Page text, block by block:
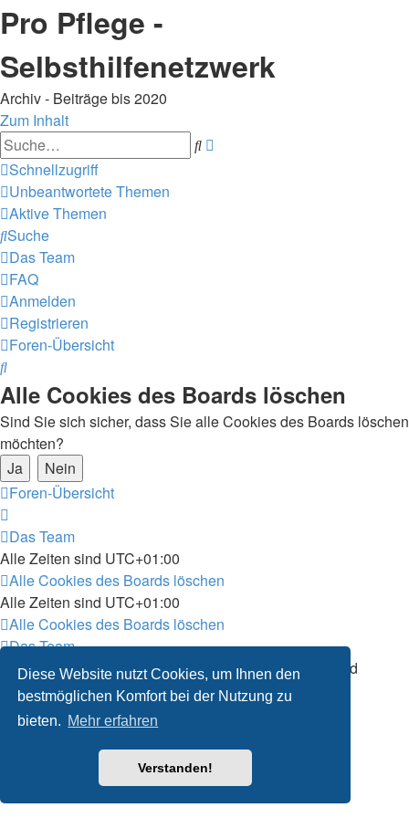
Diese Website nutzt Cookies, um Ihnen den
bestmöglichen Komfort bei der Nutzung zu
bieten. Mehr erfahren
Verstanden!
Pro Pflege -
Selbsthilfenetzwerk
Archiv - Beiträge bis 2020
Zum Inhalt
Suche
Schnellzugriff
Unbeantwortete Themen
Aktive Themen
Suche
Das Team
FAQ
Anmelden
Registrieren
Foren-Übersicht
Suche
Alle Cookies des Boards löschen
Sind Sie sich sicher, dass Sie alle Cookies des Boards löschen
möchten?
Foren-Übersicht
Das Team
Alle Zeiten sind UTC+01:00
Alle Cookies des Boards löschen
Alle Zeiten sind UTC+01:00
Alle Cookies des Boards löschen
Das Team
Powered byphpBB® Forum Software © phpBB Limited
Deutsche Übersetzung durch phpBB.de